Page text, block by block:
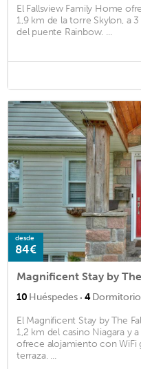
El Fallsview Family Home
1,9 km de la torre Skylon, a
del puente Rainbow. ...
desde
84€
Magnificent Stay by
10 Huéspedes · 4
El Magnificent Stay by The
1,2 km del casino Niagara y
ofrece alojamiento con WiFi
terraza. ...